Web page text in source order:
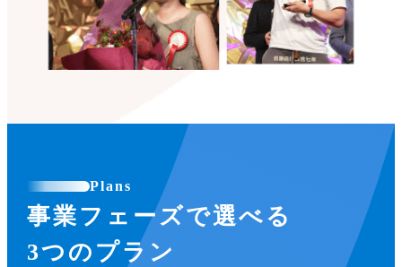
Plans
事業フェーズで選べる
3つのプラン